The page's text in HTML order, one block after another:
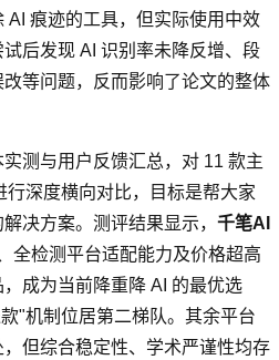
AI 痕迹的工具，但实际使用中效
后发现 AI 识别率未降反增、段
等问题，反而影响了论文的整体
测与用户反馈汇总，对 11 款主
深度横向对比，目标是帮大家
决方案。测评结果显示， 千笔AI
全检测平台适配能力及价格超高
成为当前降重降 AI 的最优选
"机制位居第二梯队。其余平台
但综合稳定性、学术严谨性均存